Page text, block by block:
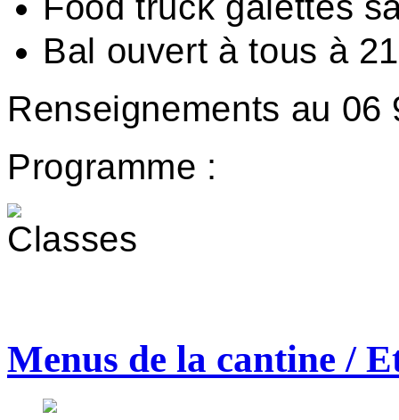
Bal ouvert à tous à
Renseignements au
Programme :
Menus de la cantine /